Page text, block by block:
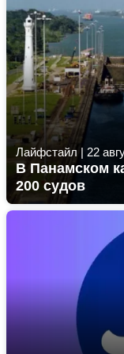
Лайфстайл | 22
В Панамском
200 судов